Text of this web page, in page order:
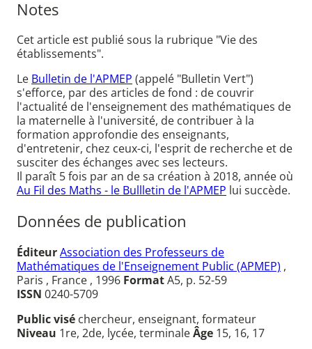
Notes
Cet article est publié sous la rubrique "Vie des
établissements".
Le Bulletin de l'APMEP (appelé "Bulletin Vert")
s'efforce, par des articles de fond : de couvrir
l'actualité de l'enseignement des mathématiques de
la maternelle à l'université, de contribuer à la
formation approfondie des enseignants,
d'entretenir, chez ceux-ci, l'esprit de recherche et de
susciter des échanges avec ses lecteurs.
Il paraît 5 fois par an de sa création à 2018, année où
Au Fil des Maths - le Bullletin de l'APMEP lui succède.
Données de publication
ÉditeurAssociation des Professeurs de
Mathématiques de l'Enseignement Public (APMEP) ,
Paris , France , 1996 FormatA5, p. 52-59
ISSN 0240-5709
Public visé chercheur, enseignant, formateur
Niveau 1re, 2de, lycée, terminaleÂge 15, 16, 17